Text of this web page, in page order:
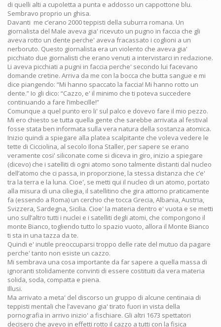
di quelli alti a cupoletta a punta e addosso un cappottone blu.
Sembravo proprio un ghisa.
Davanti me c’erano 2000 teppisti della suburra romana. Un
giornalista del Male aveva gia' ricevuto un pugno in faccia che gli
aveva rotto un dente perche' aveva fracassato i coglioni a un
nerboruto. Questo giornalista era un violento che aveva gia'
picchiato due giornalisti che erano venuti a intervistarci in redazione.
Li aveva picchiati a pugni in faccia perche' secondo lui facevano
domande cretine. Arriva da me con la bocca che butta sangue e mi
dice piangendo: “Mi hanno spaccato la faccia! Mi hanno rotto un
dente.” Io gli dico: “Cazzo, e' il minimo che ti poteva succedere
continuando a fare l’imbecille!”
Comunque a quel punto ero li' sul palco e dovevo fare il mio pezzo.
Mi ero chiesto se tutta quella gente che sarebbe arrivata al festival
fosse stata ben informata sulla vera natura della sostanza atomica.
Inizio quindi a spiegare alla platea scalpitante che voleva vedere le
tette di Cicciolina, al secolo Ilona Staller, per sapere se erano
veramente cosi' siliconate come si diceva in giro, inizio a spiegare
(dicevo) che i satelliti di ogni atomo sono talmente distanti dal nucleo
dell’atomo che ci passa, in proporzione, la stessa distanza che c’e'
tra la terra e la luna. Cioe', se metti qui il nucleo di un atomo, portato
alla misura di una ciliegia, il satellitino che gira attorno praticamente
fa (essendo a Roma) un cerchio che tocca Grecia, Albania, Austria,
Svizzera, Sardegna, Sicilia. Cioe' la materia dentro e' vuota e se metti
uno sull’altro tutti i nuclei e i satelliti degli atomi, che compongono il
monte Bianco, togliendo tutto lo spazio vuoto, allora il Monte Bianco
ti sta in una tazza da te.
Quindi e' inutile preoccuparsi troppo delle rate del mutuo da pagare
perche' tanto non esiste un cazzo.
Mi sembrava una cosa importante da far sapere a quella massa di
ignoranti stolidamente convinti di essere costituiti da vera materia
solida, soda, compatta e piena.
Illusi.
Ma arrivato a meta' del discorso un gruppo di alcune centinaia di
teppisti mentali che l’avevano gia' tirato fuori in vista della
pornografia in arrivo inizio' a fischiare. Gli altri 1673 spettatori
decisero che avevo in effetti rotto il cazzo a tutti con la fisica